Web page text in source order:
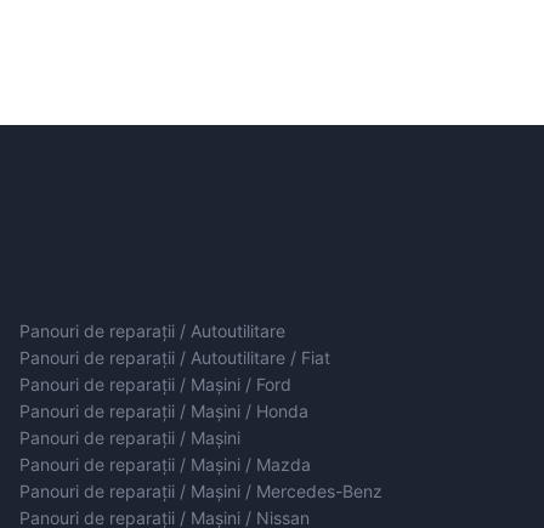
Panouri de reparații / Autoutilitare
Panouri de reparații / Autoutilitare / Fiat
Panouri de reparații / Mașini / Ford
Panouri de reparații / Mașini / Honda
Panouri de reparații / Mașini
Panouri de reparații / Mașini / Mazda
Panouri de reparații / Mașini / Mercedes-Benz
Panouri de reparații / Mașini / Nissan